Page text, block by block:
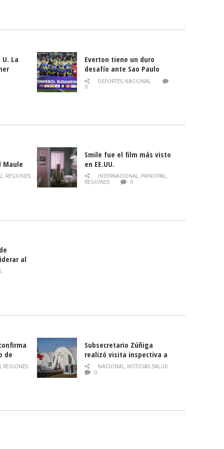
La
Everton tiene un duro
desafío ante Sao Paulo
DEPORTES, NACIONAL
0
Maule
de la
, REGIONES
Smile fue el film más visto
en EE.UU.
INTERNACIONAL, PRINCIPAL,
REGIONES
0
al
,
de
, REGIONES,
Subsecretario Zúñiga
realizó visita inspectiva a
Hospital Modular Sótero del
Río
NACIONAL, NOTICIAS,SALUD
0